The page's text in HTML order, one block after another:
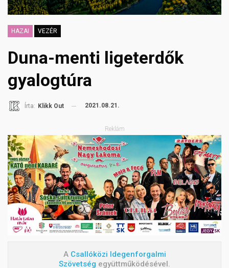
HAZAI VEZÉR
Duna-menti ligeterdők
gyalogtúra
Írta: Klikk Out 2021.08.21.
Reklám
A Csallóközi Idegenforgalmi
Szövetség együttműködésével.